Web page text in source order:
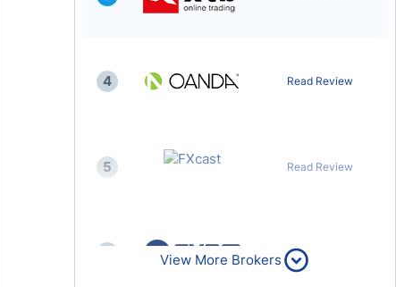
4 Read Review
5 Read Review
Read Review
View More Brokers